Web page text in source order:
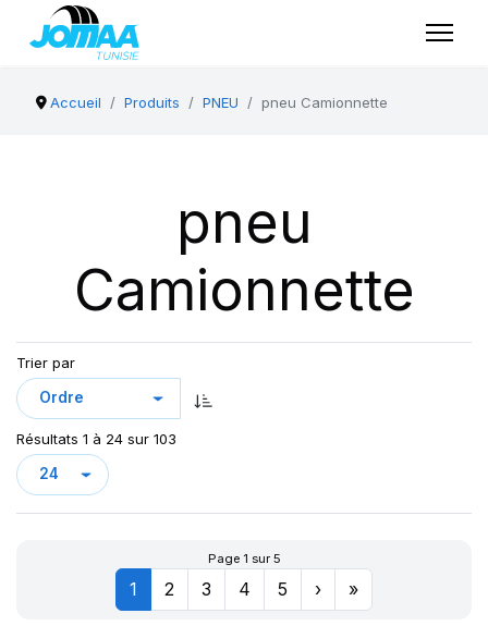
Accueil Produits PNEU pneu Camionnette
pneu
Camionnette
Trier par
Résultats 1 à 24 sur 103
Page 1 sur 5
1 2 3 4 5 › »